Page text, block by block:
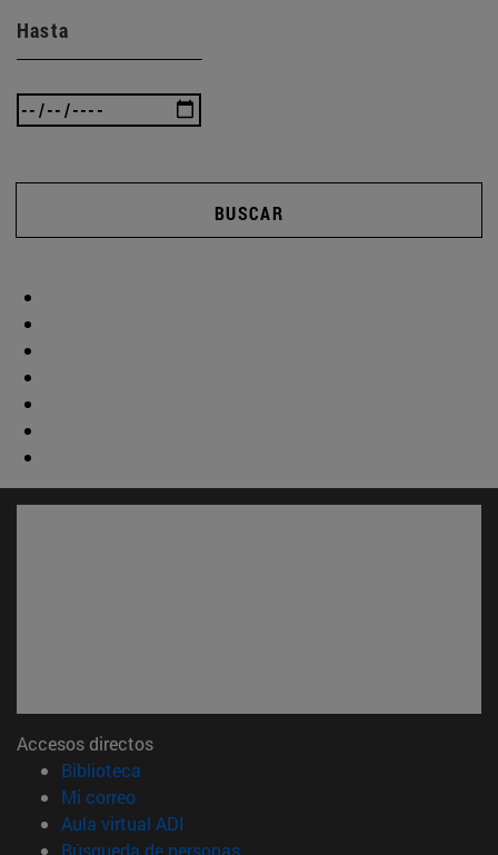
Hasta
BUSCAR
Accesos directos
Biblioteca
Mi correo(abre en nueva ventana)
Aula virtual ADI
Búsqueda de personas(abre en nueva ventana)